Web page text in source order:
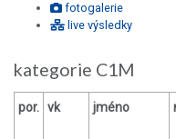
fotogalerie
live výsledky
kategorie C1M
por. vk jméno